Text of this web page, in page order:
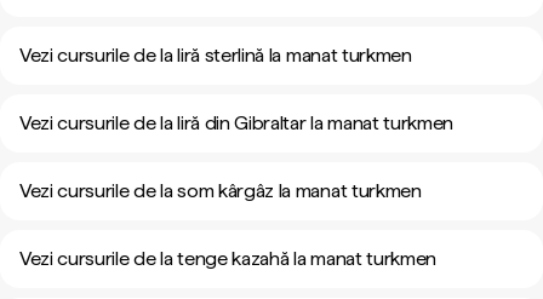
Vezi cursurile de la liră sterlină la manat turkmen
Vezi cursurile de la liră din Gibraltar la manat turkmen
Vezi cursurile de la som kârgâz la manat turkmen
Vezi cursurile de la tenge kazahă la manat turkmen